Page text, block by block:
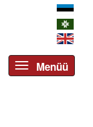
Toggle
Menüü